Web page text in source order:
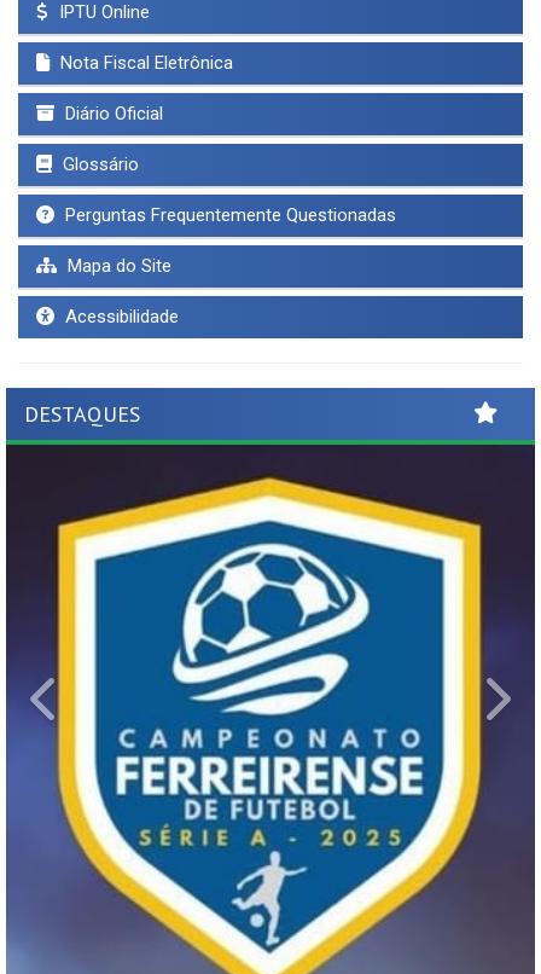
IPTU Online
Nota Fiscal Eletrônica
Diário Oficial
Glossário
Perguntas Frequentemente Questionadas
Mapa do Site
Acessibilidade
DESTAQUES